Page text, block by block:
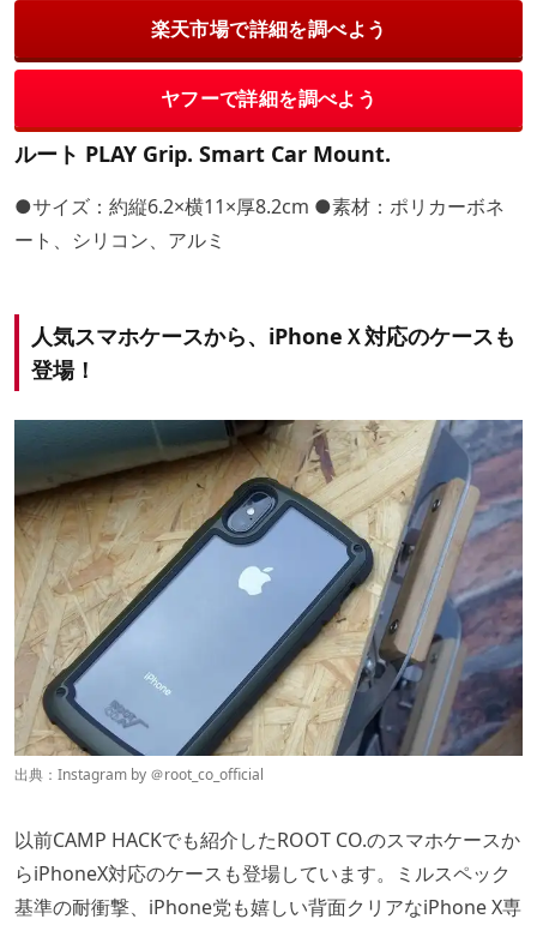
楽天市場で詳細を調べよう
ヤフーで詳細を調べよう
ルート PLAY Grip. Smart Car Mount.
●サイズ：約縦6.2×横11×厚8.2cm ●素材：ポリカーボネ
ート、シリコン、アルミ
人気スマホケースから、iPhoneＸ対応のケースも
登場！
出典：Instagram by ＠root_co_official
以前CAMP HACKでも紹介したROOT CO.のスマホケースか
らiPhoneX対応のケースも登場しています。ミルスペック
基準の耐衝撃、iPhone党も嬉しい背面クリアなiPhone X専